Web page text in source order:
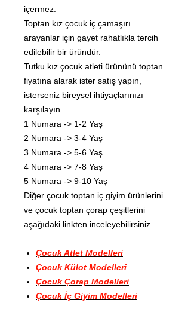
içermez.
Toptan kız çocuk iç çamaşırı
arayanlar için gayet rahatlıkla tercih
edilebilir bir üründür.
Tutku kız çocuk atleti ürününü toptan
fiyatına alarak ister satış yapın,
isterseniz bireysel ihtiyaçlarınızı
karşılayın.
1 Numara -> 1-2 Yaş
2 Numara -> 3-4 Yaş
3 Numara -> 5-6 Yaş
4 Numara -> 7-8 Yaş
5 Numara -> 9-10 Yaş
Diğer çocuk toptan iç giyim ürünlerini
ve çocuk toptan çorap çeşitlerini
aşağıdaki linkten inceleyebilirsiniz.
Çocuk Atlet Modelleri
Çocuk Külot Modelleri
Çocuk Çorap Modelleri
Çocuk İç Giyim Modelleri